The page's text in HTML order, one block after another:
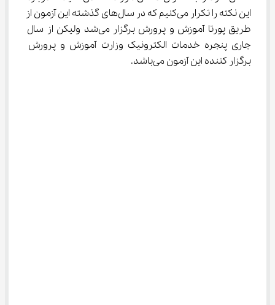
این نکته را تکرار می‌کنیم که در سال‌های گذشته این آزمون از
طریق پورتا آموزش و پرورش برگزار می‌شد ولیکن از سال
جاری پنجره خدمات الکترونیک وزارت آموزش و پرورش
برگزار کننده این آزمون می‌باشد.